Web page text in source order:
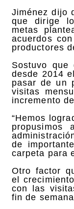
Jiménez dijo
que dirige
metas
acuerdos
productores
Sostuvo
desde 2014
pasar de un
visitas
incremento
“Hemos
propusimos
de
carpeta para
Otro factor
el
con las
fin de